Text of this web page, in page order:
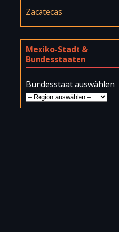
Zacatecas
Mexiko-Stadt &
Bundesstaaten
Bundesstaat auswählen